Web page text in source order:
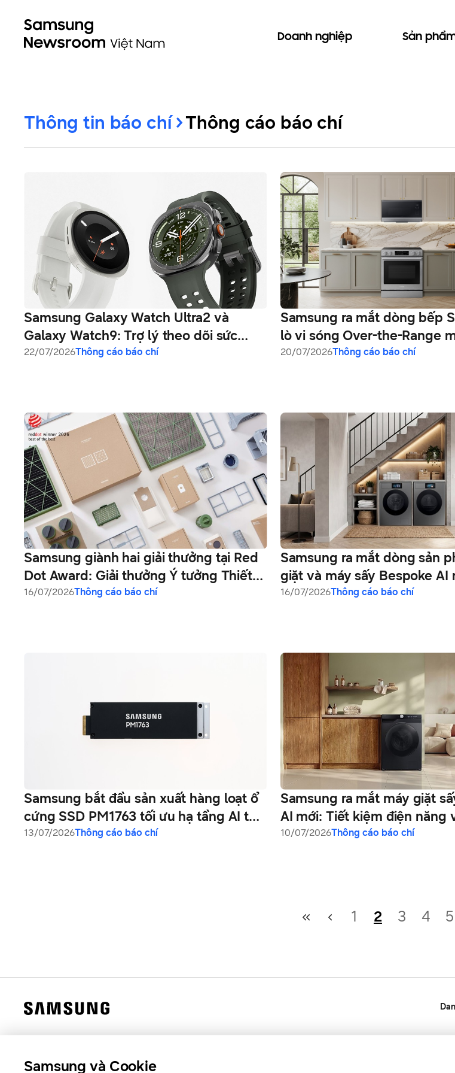
Doanh nghiệp Sản
Thông tin báo chí Thông cáo báo chí
Samsung Galaxy Watch Ultra2 và
Galaxy Watch9: Trợ lý theo dõi sức
khỏe trên cổ tay
22/07/2026Thông cáo báo chí
Samsung ra mắt dòng bếp
lò vi sóng Over-the-Range
Air Fry Max
20/07/2026Thông cáo báo chí
Samsung giành hai giải thưởng tại Red
Dot Award: Giải thưởng Ý tưởng Thiết
kế xuất sắc nhất “Best of the Best”
16/07/2026Thông cáo báo chí
Samsung ra mắt dòng sản
giặt và máy sấy Bespoke AI
công nghệ chăm sóc sợi vải
16/07/2026Thông cáo báo chí
Samsung bắt đầu sản xuất hàng loạt ổ
cứng SSD PM1763 tối ưu hạ tầng AI thế
hệ mới
13/07/2026Thông cáo báo chí
Samsung ra mắt máy giặt
AI mới: Tiết kiệm điện năng
chăm sóc sợi vải thông minh
10/07/2026Thông cáo báo chí
1 2 3 4 5
Samsung Việt Nam Samsung Xin chào
Samsung và Cookie